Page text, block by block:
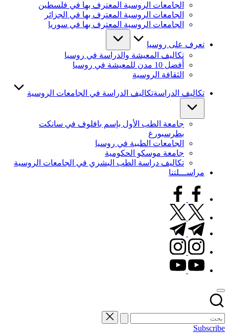
الجامعات الروسية المعترف بها في فلسطين
الجامعات الروسية المعترف بها في الجزائر
الجامعات الروسية المعترف بها في سوريا
تعرف على روسيا
تكاليف المعيشة والدراسة في روسيا
أفضل 10 مدن للمعيشة في روسيا
الثقافة الروسية
تكاليف الدراسةتكاليف الدراسة في الجامعات الروسية
جامعة الطب الأول بإسم بافلوف في سانكت
بطرسبورغ
الجامعات الطبية في روسيا
جامعة موسكو الحكومية
تكاليف دراسة الطب البشري في الجامعات الروسية
مراســـلتنا
facebook.com
twitter.com
t.me
instagram.com
youtube.com
Subscribe